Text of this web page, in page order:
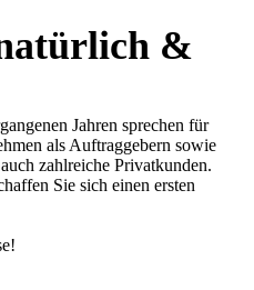
&
Jahren sprechen für
als Auftraggebern sowie
zahlreiche Privatkunden.
Sie sich einen ersten